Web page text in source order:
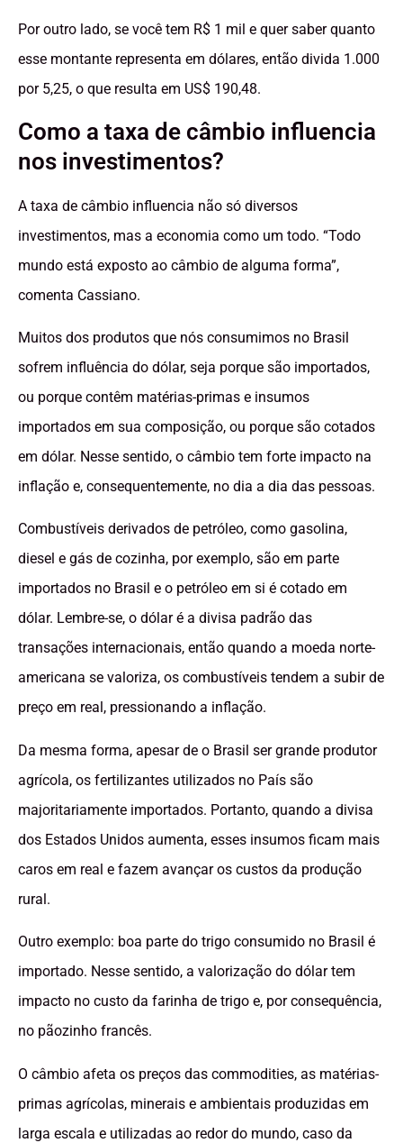
Por outro lado, se você tem R$ 1 mil e quer saber quanto
esse montante representa em dólares, então divida 1.000
por 5,25, o que resulta em US$ 190,48.
Como a taxa de câmbio influencia
nos investimentos?
A taxa de câmbio influencia não só diversos
investimentos, mas a economia como um todo. “Todo
mundo está exposto ao câmbio de alguma forma”,
comenta Cassiano.
Muitos dos produtos que nós consumimos no Brasil
sofrem influência do dólar, seja porque são importados,
ou porque contêm matérias-primas e insumos
importados em sua composição, ou porque são cotados
em dólar. Nesse sentido, o câmbio tem forte impacto na
inflação e, consequentemente, no dia a dia das pessoas.
Combustíveis derivados de petróleo, como gasolina,
diesel e gás de cozinha, por exemplo, são em parte
importados no Brasil e o petróleo em si é cotado em
dólar. Lembre-se, o dólar é a divisa padrão das
transações internacionais, então quando a moeda norte-
americana se valoriza, os combustíveis tendem a subir de
preço em real, pressionando a inflação.
Da mesma forma, apesar de o Brasil ser grande produtor
agrícola, os fertilizantes utilizados no País são
majoritariamente importados. Portanto, quando a divisa
dos Estados Unidos aumenta, esses insumos ficam mais
caros em real e fazem avançar os custos da produção
rural.
Outro exemplo: boa parte do trigo consumido no Brasil é
importado. Nesse sentido, a valorização do dólar tem
impacto no custo da farinha de trigo e, por consequência,
no pãozinho francês.
O câmbio afeta os preços das commodities, as matérias-
primas agrícolas, minerais e ambientais produzidas em
larga escala e utilizadas ao redor do mundo, caso da